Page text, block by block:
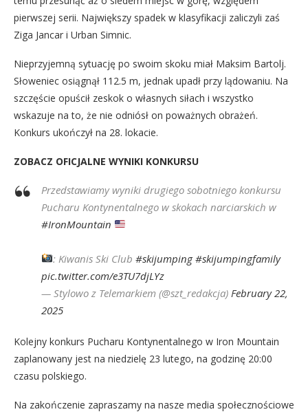
pierwszej serii. Największy spadek w klasyfikacji zaliczyli zaś
Ziga Jancar i Urban Simnic.
Nieprzyjemną sytuację po swoim skoku miał Maksim Bartolj.
Słoweniec osiągnął 112.5 m, jednak upadł przy lądowaniu. Na
szczęście opuścił zeskok o własnych siłach i wszystko
wskazuje na to, że nie odniósł on poważnych obrażeń.
Konkurs ukończył na 28. lokacie.
ZOBACZ OFICJALNE WYNIKI KONKURSU
Przedstawiamy wyniki drugiego sobotniego konkursu
Pucharu Kontynentalnego w skokach narciarskich w
#IronMountain
: Kiwanis Ski Club#skijumping #skijumpingfamily
pic.twitter.com/e3TU7djLYz
— Stylowo z Telemarkiem (@szt_redakcja) February 22,
2025
Kolejny konkurs Pucharu Kontynentalnego w Iron Mountain
zaplanowany jest na niedzielę 23 lutego, na godzinę 20:00
czasu polskiego.
Na zakończenie zapraszamy na nasze media społecznościowe